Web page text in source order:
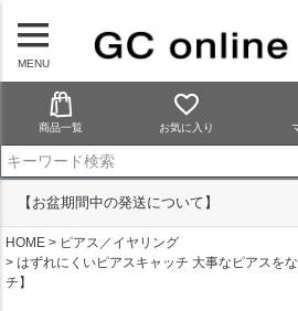
MENU
商品一覧 お気に入り
【お盆期間中の発送について】
HOME
ピアス／イヤリング
はずれにくいピアスキャッチ 大事なピアスを
チ】